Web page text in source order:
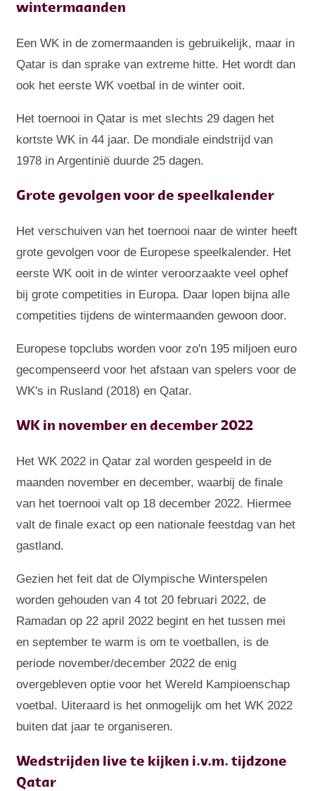
wintermaanden
Een WK in de zomermaanden is gebruikelijk, maar in
Qatar is dan sprake van extreme hitte. Het wordt dan
ook het eerste WK voetbal in de winter ooit.
Het toernooi in Qatar is met slechts 29 dagen het
kortste WK in 44 jaar. De mondiale eindstrijd van
1978 in Argentinië duurde 25 dagen.
Grote gevolgen voor de speelkalender
Het verschuiven van het toernooi naar de winter heeft
grote gevolgen voor de Europese speelkalender. Het
eerste WK ooit in de winter veroorzaakte veel ophef
bij grote competities in Europa. Daar lopen bijna alle
competities tijdens de wintermaanden gewoon door.
Europese topclubs worden voor zo'n 195 miljoen euro
gecompenseerd voor het afstaan van spelers voor de
WK's in Rusland (2018) en Qatar.
WK in november en december 2022
Het WK 2022 in Qatar zal worden gespeeld in de
maanden november en december, waarbij de finale
van het toernooi valt op 18 december 2022. Hiermee
valt de finale exact op een nationale feestdag van het
gastland.
Gezien het feit dat de Olympische Winterspelen
worden gehouden van 4 tot 20 februari 2022, de
Ramadan op 22 april 2022 begint en het tussen mei
en september te warm is om te voetballen, is de
periode november/december 2022 de enig
overgebleven optie voor het Wereld Kampioenschap
voetbal. Uiteraard is het onmogelijk om het WK 2022
buiten dat jaar te organiseren.
Wedstrijden live te kijken i.v.m. tijdzone
Qatar